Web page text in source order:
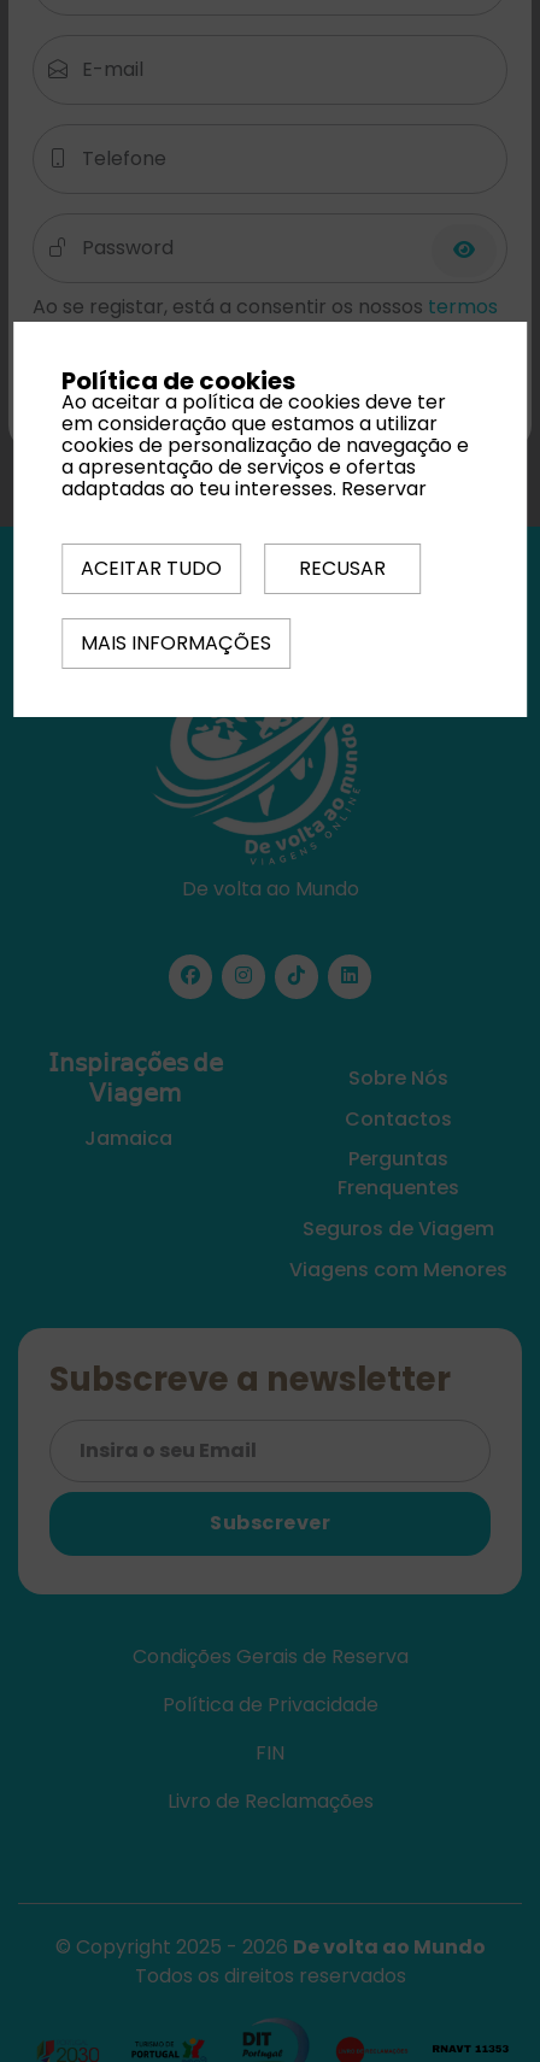
E-mail
Telefone
Password
Ao se registar, está a consentir os nossos termos
Registar
De volta ao Mundo
𝖨𝗇𝗌𝗉𝗂𝗋𝖺𝖼̧𝗈̃𝖾𝗌 𝖽𝖾
𝖵𝗂𝖺𝗀𝖾𝗆
Jamaica
Sobre Nós
Contactos
Perguntas
Frenquentes
Seguros de Viagem
Viagens com Menores
Subscreve a newsletter
Subscrever
Condições Gerais de Reserva
Política de Privacidade
FIN
Livro de Reclamações
© Copyright 2025 - 2026 De volta ao Mundo
Todos os direitos reservados
Política de cookies
Ao aceitar a política de cookies deve ter
em consideração que estamos a utilizar
cookies de personalização de navegação e
a apresentação de serviços e ofertas
adaptadas ao teu interesses. Reservar
ACEITAR TUDO RECUSAR
MAIS INFORMAÇÕES